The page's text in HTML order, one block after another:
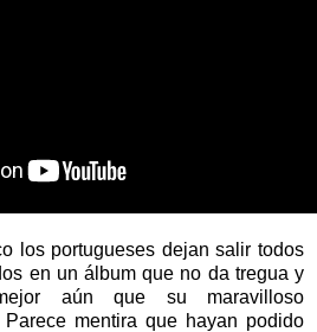
los portugueses dejan salir todos
en un álbum que no da tregua y
aún que su maravilloso
Parece mentira que hayan podido